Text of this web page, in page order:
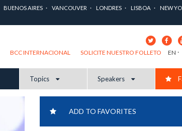
BUENOS AIRES VANCOUVER LONDRES LISBOA NEW
BCC INTERNACIONAL SOLICITE NUESTRO FOLLETO EN
Topics Speakers
ADD TO FAVORITES